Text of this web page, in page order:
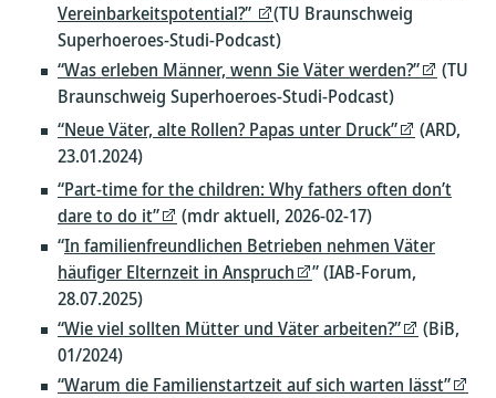
Vereinbarkeitspotential?”
(TU Braunschweig
Superhoeroes-Studi-Podcast)
“Was erleben Männer, wenn Sie Väter werden?”
(TU
Braunschweig Superhoeroes-Studi-Podcast)
“Neue Väter, alte Rollen? Papas unter Druck”
(ARD,
23.01.2024)
“Part-time for the children: Why fathers often don’t
dare to do it”
(mdr aktuell, 2026-02-17)
“In familienfreundlichen Betrieben nehmen Väter
häufiger Elternzeit in Anspruch
” (IAB-Forum,
28.07.2025)
“Wie viel sollten Mütter und Väter arbeiten?”
(BiB,
01/2024)
“Warum die Familienstartzeit auf sich warten lässt”